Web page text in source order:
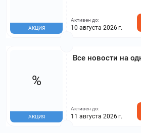
АКЦИЯ
Активен до:
10 августа 2026 г.
Все новости на
%
АКЦИЯ
Активен до:
11 августа 2026 г.